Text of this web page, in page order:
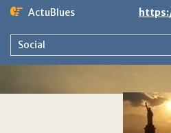
Skip
content
ActuBlues
Social